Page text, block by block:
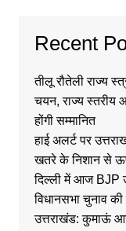
Recent
तीलू रौतेली राज्य
चयन, राज्य स्तरीय
होंगी सम्मानित
हाई अलर्ट पर
खतरे के निशान से
दिल्ली में आज BJP
विधानसभा चुनाव
उत्तराखंड: कुमाऊं